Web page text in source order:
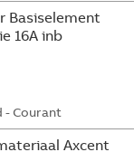
Basiselement
16A inb
- Courant
Axcent